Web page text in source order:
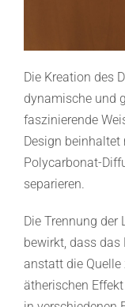
Die Kreation des
dynamische und
faszinierende
Design beinhaltet
Polycarbonat-
separieren.
Die Trennung der
bewirkt, dass das
anstatt die Quelle
ätherischen